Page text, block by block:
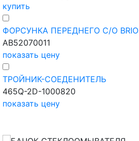
купить
ФОРСУНКА ПЕРЕДНЕГО С/О BRIO
AB52070011
показать цену
ТРОЙНИК-СОЕДЕНИТЕЛЬ
465Q-2D-1000820
показать цену